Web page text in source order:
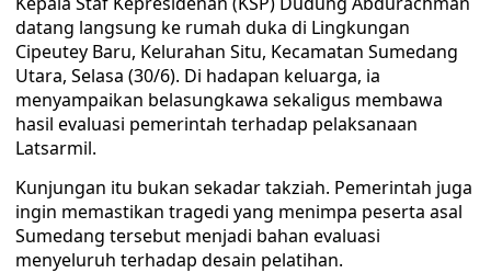
datang langsung ke rumah duka di Lingkungan
Cipeutey Baru, Kelurahan Situ, Kecamatan Sumedang
Utara, Selasa (30/6). Di hadapan keluarga, ia
menyampaikan belasungkawa sekaligus membawa
hasil evaluasi pemerintah terhadap pelaksanaan
Latsarmil.
Kunjungan itu bukan sekadar takziah. Pemerintah juga
ingin memastikan tragedi yang menimpa peserta asal
Sumedang tersebut menjadi bahan evaluasi
menyeluruh terhadap desain pelatihan.